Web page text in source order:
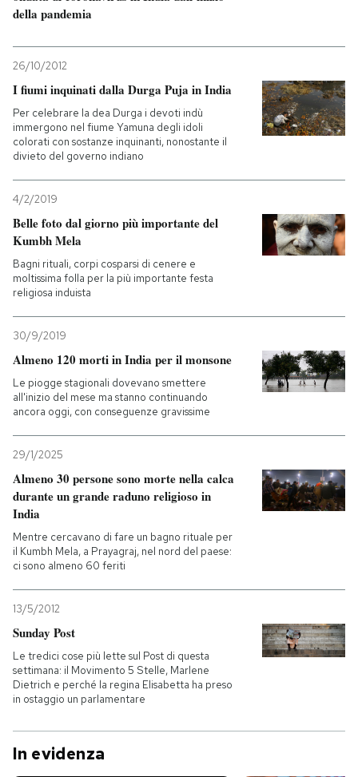
della pandemia
26/10/2012
I fiumi inquinati dalla Durga Puja in India
Per celebrare la dea Durga i devoti indù
immergono nel fiume Yamuna degli idoli
colorati con sostanze inquinanti, nonostante il
divieto del governo indiano
4/2/2019
Belle foto dal giorno più importante del
Kumbh Mela
Bagni rituali, corpi cosparsi di cenere e
moltissima folla per la più importante festa
religiosa induista
30/9/2019
Almeno 120 morti in India per il monsone
Le piogge stagionali dovevano smettere
all'inizio del mese ma stanno continuando
ancora oggi, con conseguenze gravissime
29/1/2025
Almeno 30 persone sono morte nella calca
durante un grande raduno religioso in
India
Mentre cercavano di fare un bagno rituale per
il Kumbh Mela, a Prayagraj, nel nord del paese:
ci sono almeno 60 feriti
13/5/2012
Sunday Post
Le tredici cose più lette sul Post di questa
settimana: il Movimento 5 Stelle, Marlene
Dietrich e perché la regina Elisabetta ha preso
in ostaggio un parlamentare
In evidenza